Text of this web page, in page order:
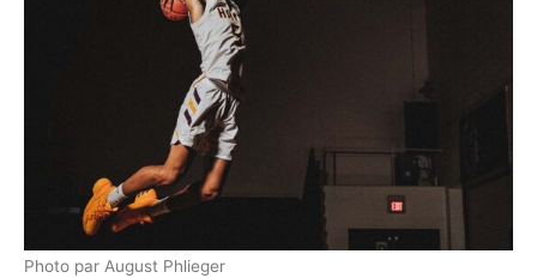
Photo par August Phlieger